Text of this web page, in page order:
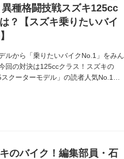
種格闘技戦スズキ125cc
？【スズキ乗りたいバイ
ルから「乗りたいバイクNo.1」をみん
回の対決は125ccクラス！スズキの
クーターモデル」の読者人気No.1は
のバイク！編集部員・石